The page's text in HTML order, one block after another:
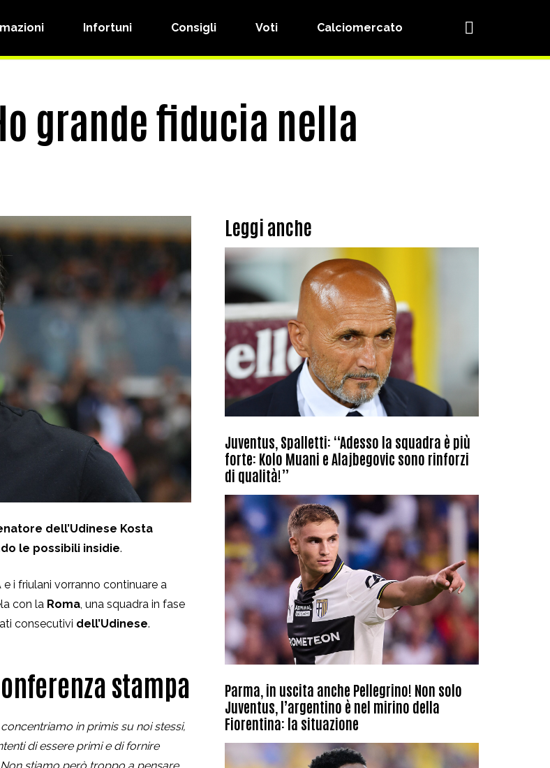
Infortuni Consigli Voti Calciomercato
grande fiducia nella
dell’Udinese Kosta
le possibili insidie.
i friulani vorranno continuare a
con la Roma , una squadra in fase
consecutivi dell’Udinese.
stampa
concentriamo in primis su noi stessi,
di essere primi e di fornire
stiamo però troppo a pensare
Leggi anche
Juventus, Spalletti: “Adesso la squadra è più
forte: Kolo Muani e Alajbegovic sono rinforzi
di qualità!”
Parma, in uscita anche Pellegrino! Non solo
Juventus, l’argentino è nel mirino della
Fiorentina: la situazione